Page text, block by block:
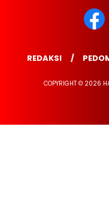
REDAKSI
COPYRIGHT © 2026